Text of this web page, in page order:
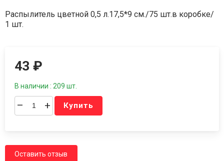
Распылитель цветной 0,5 л.17,5*9 см./75 шт.в коробке/
1 шт.
43₽
В наличии : 209 шт.
– + Купить
Оставить отзыв